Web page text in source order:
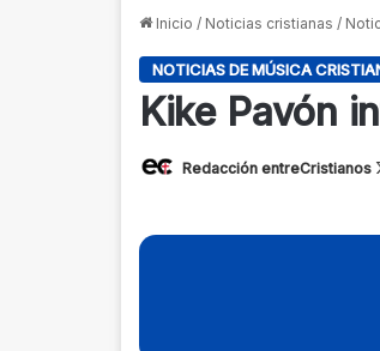
Inicio / Noticias cristianas /
NOTICIAS DE MÚSICA
Kike Pavón
Redacción entreCristianos